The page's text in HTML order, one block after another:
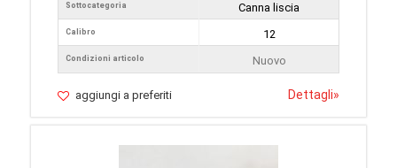
Sottocategoria
Calibro
Condizioni articolo
Canna liscia
12
Nuovo
aggiungi a preferiti Dettagli»